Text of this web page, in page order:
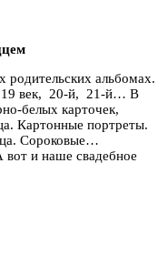
родительских альбомах.
19 век, 20-й, 21-й… В
белых карточек,
Картонные портреты.
Сороковые…
и наше свадебное